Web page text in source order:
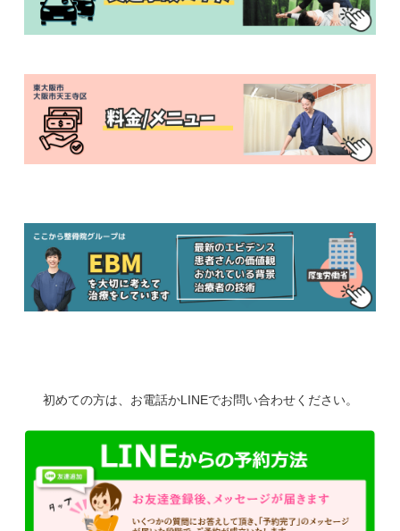
初めての方は、お電話かLINEでお問い合わせください。